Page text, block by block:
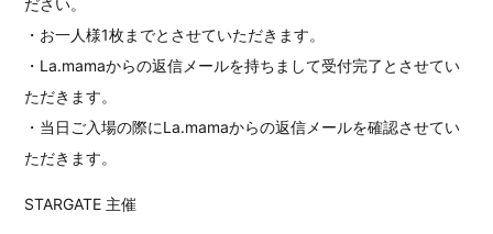
・お一人様1枚までとさせていただきます。
・La.mamaからの返信メールを持ちまして受付完了とさせてい
ただきます。
・当日ご入場の際にLa.mamaからの返信メールを確認させてい
ただきます。
STARGATE 主催